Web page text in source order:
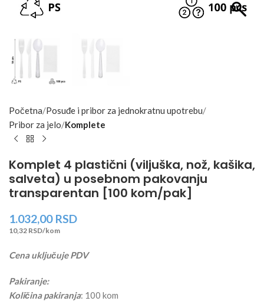
Početna Posuđe i pribor za jednokratnu upotrebu
Pribor za jelo Komplete
Komplet 4 plastični (viljuška, nož, kašika,
salveta) u posebnom pakovanju
transparentan [100 kom/pak]
1.032,00 RSD
10,32 RSD/kom
Cena uključuje PDV
Pakiranje:
Količina pakiranja: 100 kom